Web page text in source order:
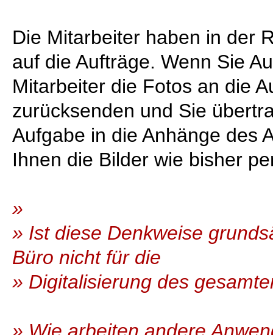
Die Mitarbeiter haben in der
auf die Aufträge. Wenn Sie
Mitarbeiter die Fotos an die
zurücksenden und Sie
Aufgabe in die Anhänge des
Ihnen die Bilder wie bisher
»
» Ist diese Denkweise
Büro nicht für die
» Digitalisierung des